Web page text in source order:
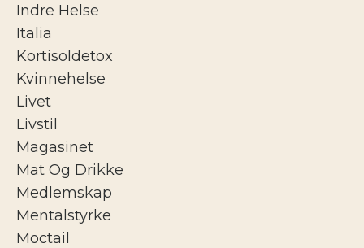
Indre Helse
Italia
Kortisoldetox
Kvinnehelse
Livet
Livstil
Magasinet
Mat Og Drikke
Medlemskap
Mentalstyrke
Moctail